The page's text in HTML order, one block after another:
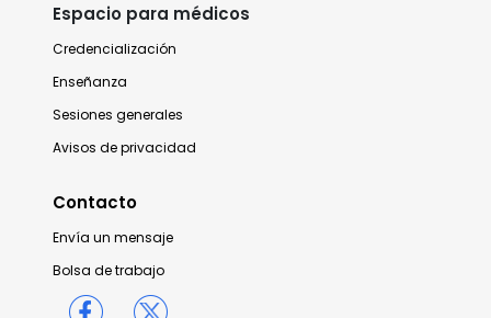
Espacio para médicos
Credencialización
Enseñanza
Sesiones generales
Avisos de privacidad
Contacto
Envía un mensaje
Bolsa de trabajo